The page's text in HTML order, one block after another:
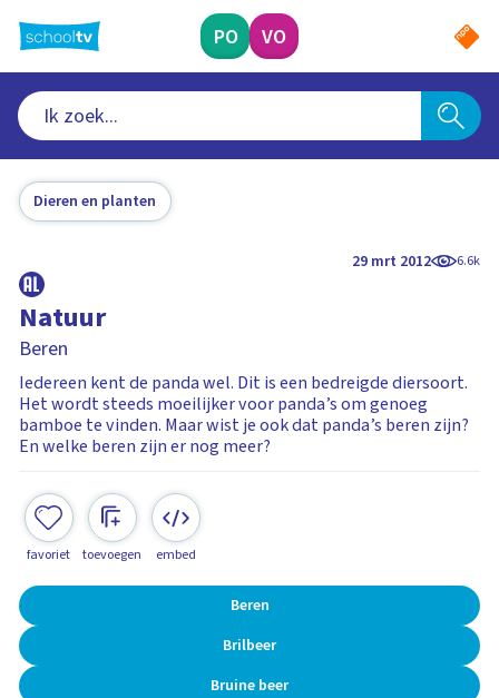
naar
hoofdinhoud
PO VO
Dieren en planten
29 mrt 2012 6.6k
Natuur
Beren
Iedereen kent de panda wel. Dit is een bedreigde diersoort.
Het wordt steeds moeilijker voor panda’s om genoeg
bamboe te vinden. Maar wist je ook dat panda’s beren zijn?
En welke beren zijn er nog meer?
favoriet toevoegen embed
Beren
Brilbeer
Bruine beer